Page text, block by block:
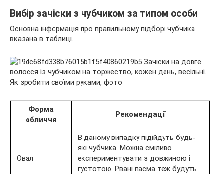
Вибір зачіски з чубчиком за типом особи
Основна інформація про правильному підборі чубчика
вказана в таблиці.
Форма
обличчя
Рекомендації
Овал
В даному випадку підійдуть будь-
які чубчика. Можна сміливо
експериментувати з довжиною і
густотою. Рвані пасма теж будуть